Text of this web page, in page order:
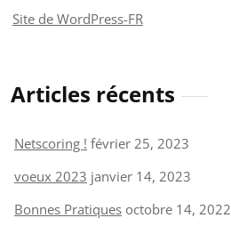
Site de WordPress-FR
Articles récents
Netscoring ! février 25, 2023
voeux 2023 janvier 14, 2023
Bonnes Pratiques octobre 14, 2022